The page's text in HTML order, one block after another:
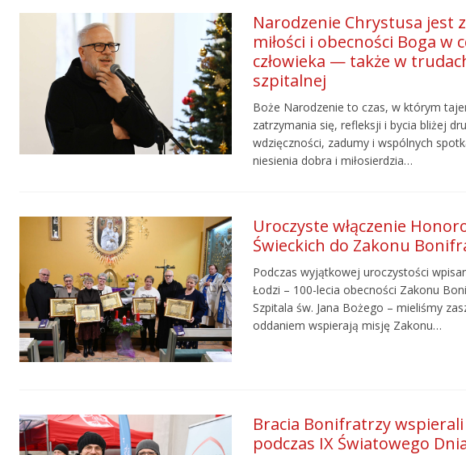
Narodzenie Chrystusa jest
miłości i obecności Boga w
człowieka — także w
szpitalnej
Boże Narodzenie to czas, w którym
zatrzymania się, refleksji i bycia bliżej
wdzięczności, zadumy i wspólnych
niesienia dobra i miłosierdzia…
Uroczyste włączenie
Świeckich do Zakonu
Podczas wyjątkowej uroczystości
Łodzi – 100-lecia obecności Zakonu
Szpitala św. Jana Bożego – mieliśmy
oddaniem wspierają misję Zakonu…
Bracia Bonifratrzy
podczas IX Światowego